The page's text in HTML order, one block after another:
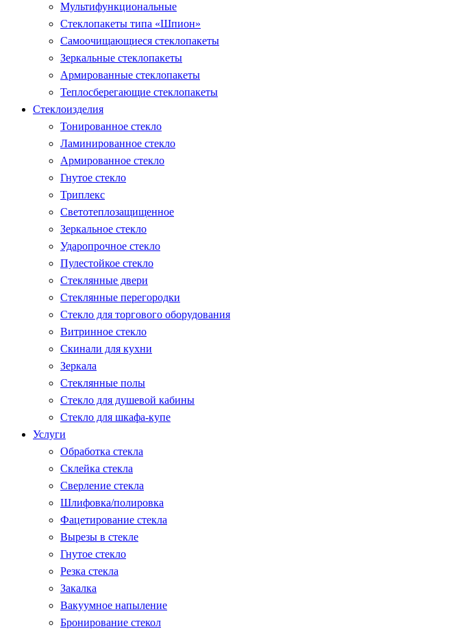
Мультифункциональные
Стеклопакеты типа «Шпион»
Самоочищающиеся стеклопакеты
Зеркальные стеклопакеты
Армированные стеклопакеты
Теплосберегающие стеклопакеты
Стеклоизделия
Тонированное стекло
Ламинированное стекло
Армированное стекло
Гнутое стекло
Триплекс
Светотеплозащищенное
Зеркальное стекло
Ударопрочное стекло
Пулестойкое стекло
Стеклянные двери
Стеклянные перегородки
Стекло для торгового оборудования
Витринное стекло
Скинали для кухни
Зеркала
Стеклянные полы
Стекло для душевой кабины
Стекло для шкафа-купе
Услуги
Обработка стекла
Склейка стекла
Сверление стекла
Шлифовка/полировка
Фацетирование стекла
Вырезы в стекле
Гнутое стекло
Резка стекла
Закалка
Вакуумное напыление
Бронирование стекол